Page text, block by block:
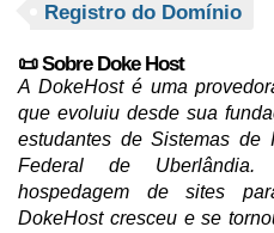
Registro do Domínio
📜 Sobre Doke Host
A DokeHost é uma
que evoluiu desde sua
estudantes de Sistemas de
Federal de Uberlândia.
hospedagem de sites
DokeHost cresceu e se